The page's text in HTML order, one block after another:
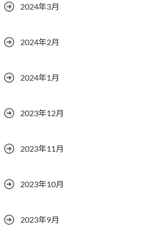
2024年3月
2024年2月
2024年1月
2023年12月
2023年11月
2023年10月
2023年9月